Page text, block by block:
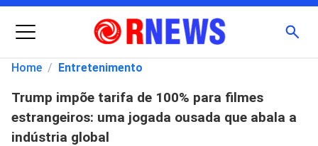
Menu
Pesquisar
por:
Home / Entretenimento
Trump impõe tarifa de 100% para filmes
estrangeiros: uma jogada ousada que abala a
indústria global